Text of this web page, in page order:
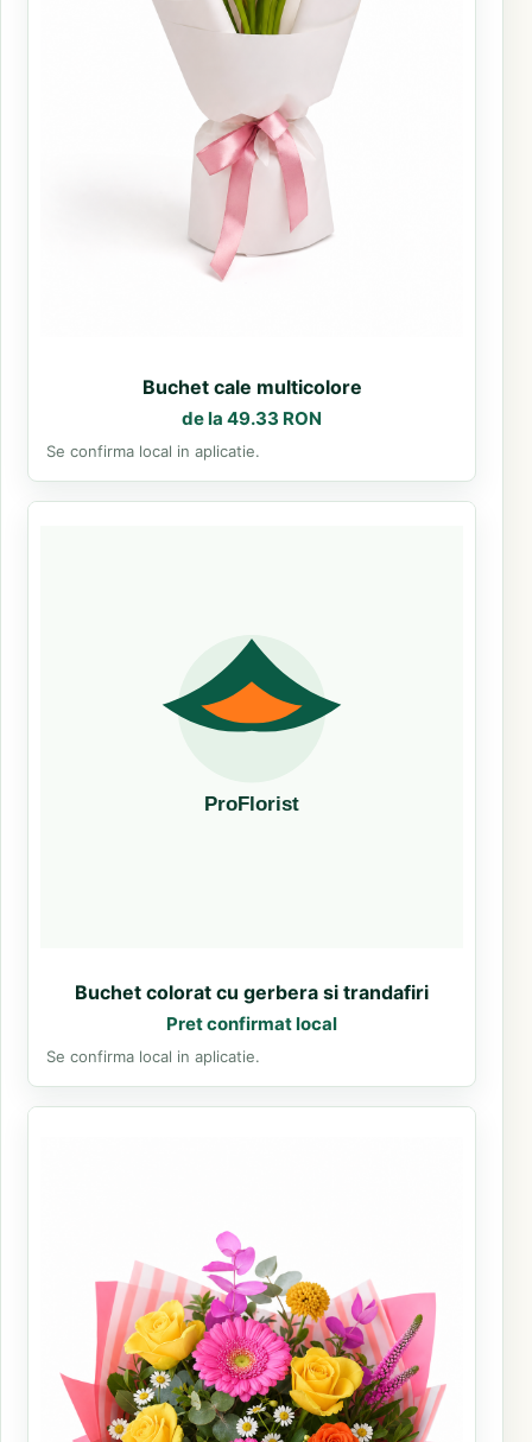
Buchet cale multicolore
de la 49.33 RON
Se confirma local in aplicatie.
Buchet colorat cu gerbera si trandafiri
Pret confirmat local
Se confirma local in aplicatie.